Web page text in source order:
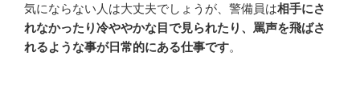
気にならない人は大丈夫でしょうが、警備員は相手にさ
れなかったり冷ややかな目で見られたり、罵声を飛ばさ
れるような事が日常的にある仕事です。